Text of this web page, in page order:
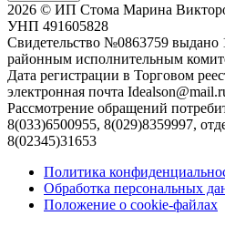
2026 © ИП Стома Марина
УНП 491605828
Свидетельство №0863759 выдано
районным исполнительным
Дата регистрации в Торговом
электронная почта
Рассмотрение обращений
8(033)6500955, 8(029)8359997,
8(02345)31653
Политика
Обработка персональных
Положение о cookie-файлах